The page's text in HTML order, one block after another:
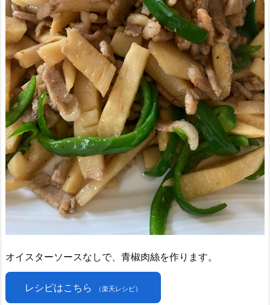
オイスターソースなしで、青椒肉絲を作ります。
レシピはこちら （楽天レシピ）